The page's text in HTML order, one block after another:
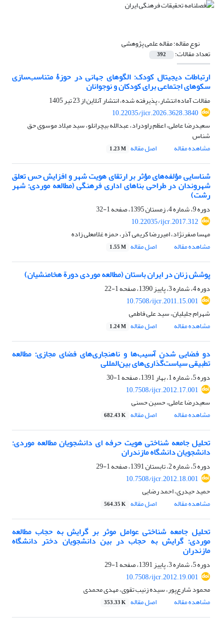
نوع مقاله:مقاله علمی پژوهشی
تعداد مقالات: 392
ارتباطات دیجیتال کودک: الگوهای جهانی در حوزۀ متناسب‌سازی
سکوهای اجتماعی برای کودکان و نوجوانان
مقالات آماده انتشار، پذیرفته شده، انتشار آنلاین از23 تیر 1405
10.22035/jicr.2026.3628.3840
سعیدرضا عاملی، اعظم راودراد، عبدالله بیچرانلو، سید میلاد موسوی حق
شناس
مشاهده مقاله
اصل مقاله 1.23 M
شناسایی مؤلفه‌های مؤثر بر ارتقای هویت شهر و افزایش حس تعلق
شهروندان در طراحی بناهای اداری فرهنگی (مطالعه موردی: شهر
رشت)
دوره 9، شماره 4، زمستان 1395، صفحه
1-32
10.22035/ijcr.2017.312
مهسا صفرنژاد، امیررضا کریمی آذر، حمزه غلامعلی زاده
مشاهده مقاله
اصل مقاله 1.55 M
پوشش زنان در ایران باستان (مطالعه موردی دورة هخامنشیان)
دوره 4، شماره 3، پاییز 1390، صفحه
1-22
10.7508/ijcr.2011.15.001
شهرام جلیلیان، سید علی فاطمی
مشاهده مقاله
اصل مقاله 1.24 M
دو فضایی شدن آُسیب‌ها و ناهنجاری‌های فضای مجازی: مطالعه
تطبیقی سیاست‌گذاری‌های بین‌المللی
دوره 5، شماره 1، بهار 1391، صفحه
1-30
10.7508/ijcr.2012.17.001
سعیدرضا عاملی، حسین حسنی
مشاهده مقاله
اصل مقاله 682.43 K
تحلیل جامعه شناختی هویت حرفه ای دانشجویان مطالعه موردی:
دانشجویان دانشگاه مازندران
دوره 5، شماره 2، تابستان 1391، صفحه
1-29
10.7508/ijcr.2012.18.001
حمید حیدری، احمد رضایی
مشاهده مقاله
اصل مقاله 564.35 K
تحلیل جامعه شناختی عوامل موثر بر گرایش به حجاب مطالعه
موردی: گرایش به حجاب در بین دانشجویان دختر دانشگاه
مازندران
دوره 5، شماره 3، پاییز 1391، صفحه
1-29
10.7508/ijcr.2012.19.001
محمود شارع‌پور، سیده زنیب تقوی، مهدی محمدی
مشاهده مقاله
اصل مقاله 353.33 K